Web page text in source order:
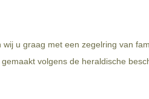
u graag met een zegelring van
volgens de heraldische